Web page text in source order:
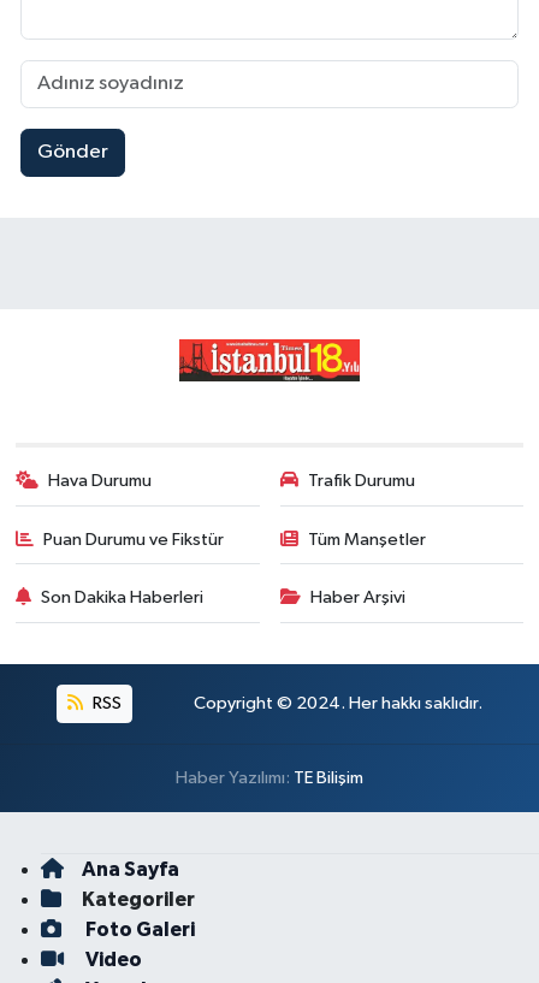
Gönder
Hava Durumu Trafik Durumu
Puan Durumu ve Fikstür Tüm Manşetler
Son Dakika Haberleri Haber Arşivi
RSS Copyright © 2024. Her hakkı saklıdır.
Haber Yazılımı: TE Bilişim
Ana Sayfa
Kategoriler
Foto Galeri
Video